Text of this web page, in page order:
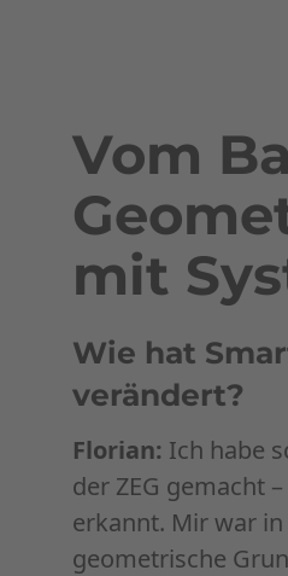
Vom
mit
Wie hat
verändert?
Florian: Ich habe
der ZEG gemacht
erkannt. Mir war
geometrische